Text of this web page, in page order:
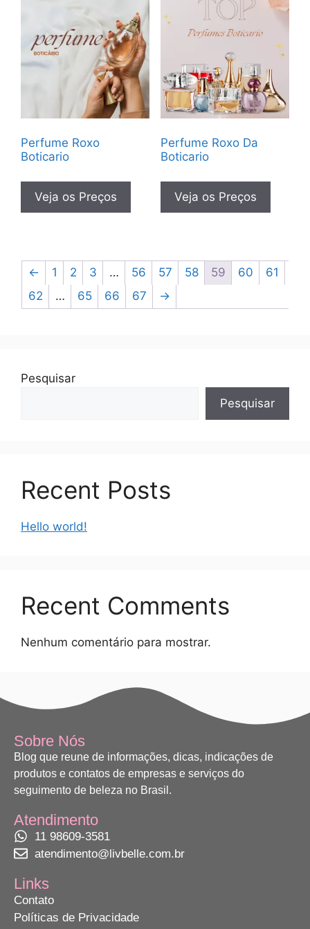
Perfume Roxo
Boticario
Veja os Preços
Perfume Roxo Da
Boticario
Veja os Preços
← 1 2 3 … 56 57 58 59 60
61
62
… 65 66 67 →
Pesquisar
Pesquisar
Recent Posts
Hello world!
Recent Comments
Nenhum comentário para mostrar.
Sobre Nós
Blog que reune de informações, dicas, indicações de
produtos e contatos de empresas e serviços do
seguimento de beleza no Brasil.
Atendimento
11 98609-3581
atendimento@livbelle.com.br
Links
Contato
Políticas de Privacidade